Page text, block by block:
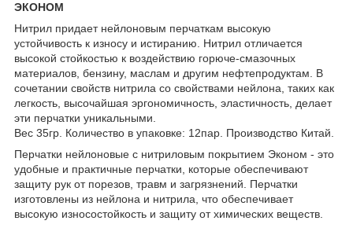
ЭКОНОМ
Нитрил придает нейлоновым перчаткам высокую
устойчивость к износу и истиранию. Нитрил отличается
высокой стойкостью к воздействию горюче-смазочных
материалов, бензину, маслам и другим нефтепродуктам. В
сочетании свойств нитрила со свойствами нейлона, таких как
легкость, высочайшая эргономичность, эластичность, делает
эти перчатки уникальными.
Вес 35гр. Количество в упаковке: 12пар. Производство Китай.
Перчатки нейлоновые с нитриловым покрытием Эконом - это
удобные и практичные перчатки, которые обеспечивают
защиту рук от порезов, травм и загрязнений. Перчатки
изготовлены из нейлона и нитрила, что обеспечивает
высокую износостойкость и защиту от химических веществ.